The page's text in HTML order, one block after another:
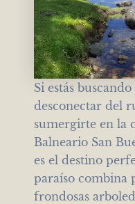
Si estás
desconectar del
sumergirte en la
Balneario San
es el destino
paraíso combina
frondosas